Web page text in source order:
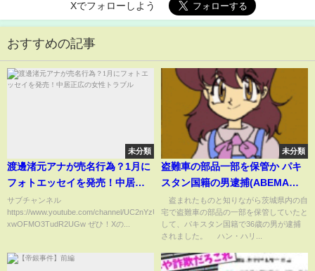
Xでフォローしよう
おすすめの記事
未分類
渡邊渚元アナが売名行為？1月に
フォトエッセイを発売！中居正
広の女性トラブル
サブチャンネル
https://www.youtube.com/channel/UC2nYzUi-
xwOFMO3TudR2UGw ぜひ！Xの...
未分類
盗難車の部品一部を保管か パキ
スタン国籍の男逮捕(ABEMA
TIMES)
盗まれたものと知りながら茨城県内の自
宅で盗難車の部品の一部を保管していたと
して、パキスタン国籍で36歳の男が逮捕
されました。 ハン・ハリ...